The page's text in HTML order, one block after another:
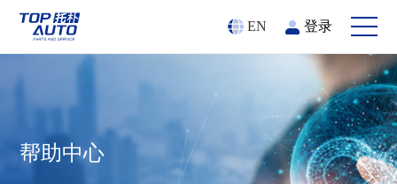
EN 登录
帮助中心